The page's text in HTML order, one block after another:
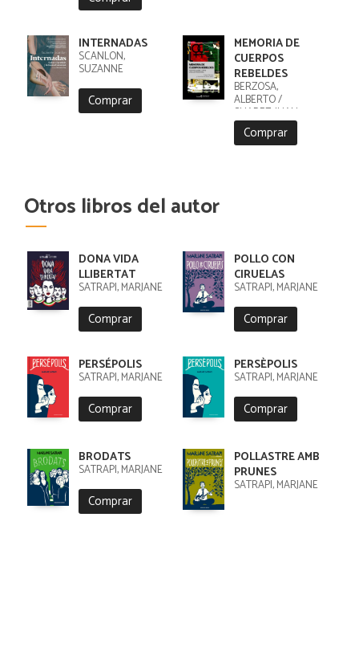
INTERNADAS
SCANLON,
SUZANNE
Comprar
MEMORIA DE
CUERPOS
REBELDES
BERZOSA,
ALBERTO /
SUAREZ, JUAN
ANTONIO
Comprar
Otros libros del autor
DONA VIDA
LLIBERTAT
SATRAPI, MARJANE
Comprar
POLLO CON
CIRUELAS
SATRAPI, MARJANE
Comprar
PERSÉPOLIS
SATRAPI, MARJANE
Comprar
PERSÈPOLIS
SATRAPI, MARJANE
Comprar
BRODATS
SATRAPI, MARJANE
Comprar
POLLASTRE AMB
PRUNES
SATRAPI, MARJANE